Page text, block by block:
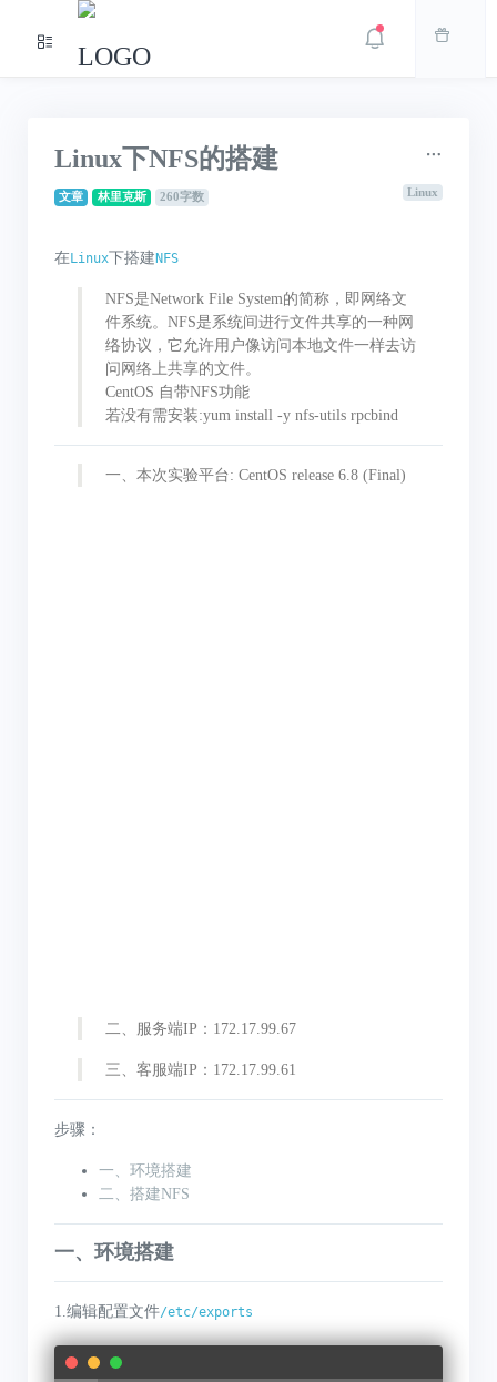
Linux下NFS的搭建
文章 林里克斯 260字数 Linux
在Linux下搭建NFS
NFS是Network File System的简称，即网络文
件系统。NFS是系统间进行文件共享的一种网
络协议，它允许用户像访问本地文件一样去访
问网络上共享的文件。
CentOS 自带NFS功能
若没有需安装:yum install -y nfs-utils rpcbind
一、本次实验平台: CentOS release 6.8 (Final)
二、服务端IP：172.17.99.67
三、客服端IP：172.17.99.61
步骤：
一、环境搭建
二、搭建NFS
一、环境搭建
1.编辑配置文件/etc/exports